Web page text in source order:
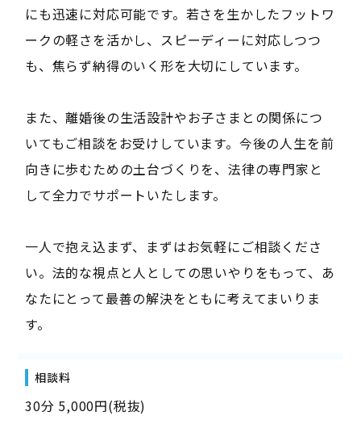
にも迅速に対応可能です。若さを生かしたフットワ
ークの軽さを活かし、スピーディーに対応しつつ
も、焦らず納得のいく形を大切にしています。
また、離婚後の生活設計やお子さまとの関係につ
いてもご相談をお受けしています。今後の人生を前
向きに歩むための土台づくりを、法律の専門家と
して全力でサポートいたします。
一人で抱え込まず、まずはお気軽にご相談くださ
い。法的な視点と人としての思いやりをもって、あ
なたにとって最善の解決をともに考えてまいりま
す。
相談料
30分 5,000円(税抜)